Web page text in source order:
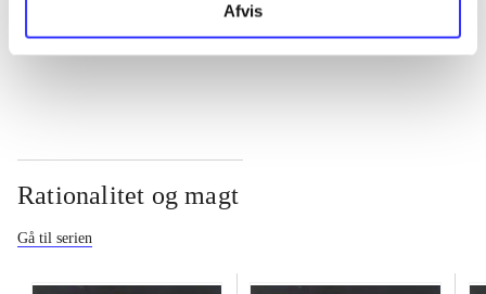
Afvis
Rationalitet og magt
Gå til serien